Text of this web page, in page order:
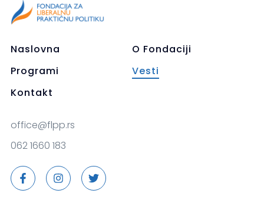
Naslovna
O Fondaciji
Programi
Vesti
Kontakt
office@flpp.rs
062 1660 183